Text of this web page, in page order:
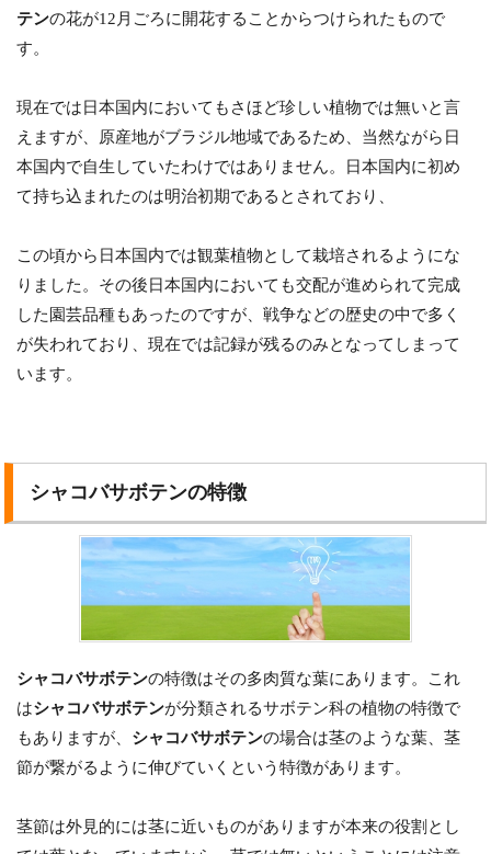
テンの花が12月ごろに開花することからつけられたもので
す。
現在では日本国内においてもさほど珍しい植物では無いと言
えますが、原産地がブラジル地域であるため、当然ながら日
本国内で自生していたわけではありません。日本国内に初め
て持ち込まれたのは明治初期であるとされており、
この頃から日本国内では観葉植物として栽培されるようにな
りました。その後日本国内においても交配が進められて完成
した園芸品種もあったのですが、戦争などの歴史の中で多く
が失われており、現在では記録が残るのみとなってしまって
います。
シャコバサボテンの特徴
シャコバサボテンの特徴はその多肉質な葉にあります。これ
はシャコバサボテンが分類されるサボテン科の植物の特徴で
もありますが、 シャコバサボテンの場合は茎のような葉、茎
節が繋がるように伸びていくという特徴があります。
茎節は外見的には茎に近いものがありますが本来の役割とし